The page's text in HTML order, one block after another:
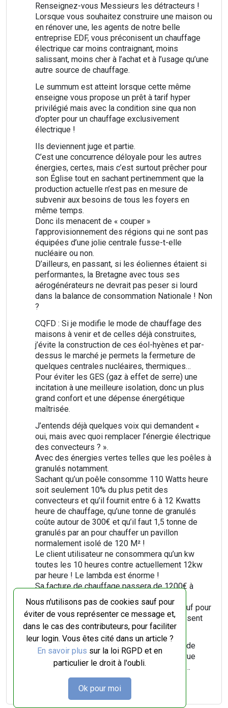
Nous n'utilisons pas de cookies sauf pour
éviter de vous représenter ce message et,
dans le cas des contributeurs, pour faciliter
leur login. Vous êtes cité dans un article ?
En savoir plus sur la loi RGPD et en
particulier le droit à l'oubli.
Ok pour moi
Renseignez-vous Messieurs les détracteurs !
Lorsque vous souhaitez construire une maison ou
en rénover une, les agents de notre belle
entreprise EDF, vous préconisent un chauffage
électrique car moins contraignant, moins
salissant, moins cher à l’achat et à l’usage qu’une
autre source de chauffage.
Le summum est atteint lorsque cette même
enseigne vous propose un prêt à tarif hyper
privilégié mais avec la condition sine qua non
d’opter pour un chauffage exclusivement
électrique !
Ils deviennent juge et partie.
C’est une concurrence déloyale pour les autres
énergies, certes, mais c’est surtout prêcher pour
son Église tout en sachant pertinemment que la
production actuelle n’est pas en mesure de
subvenir aux besoins de tous les foyers en
même temps.
Donc ils menacent de « couper »
l’approvisionnement des régions qui ne sont pas
équipées d’une jolie centrale fusse-t-elle
nucléaire ou non.
D’ailleurs, en passant, si les éoliennes étaient si
performantes, la Bretagne avec tous ses
aérogénérateurs ne devrait pas peser si lourd
dans la balance de consommation Nationale ! Non
?
CQFD : Si je modifie le mode de chauffage des
maisons à venir et de celles déjà construites,
j’évite la construction de ces éol-hyènes et par-
dessus le marché je permets la fermeture de
quelques centrales nucléaires, thermiques…
Pour éviter les GES (gaz à effet de serre) une
incitation à une meilleure isolation, donc un plus
grand confort et une dépense énergétique
maîtrisée.
J’entends déjà quelques voix qui demandent «
oui, mais avec quoi remplacer l’énergie électrique
des convecteurs ? ».
Avec des énergies vertes telles que les poêles à
granulés notamment.
Sachant qu’un poêle consomme 110 Watts heure
soit seulement 10% du plus petit des
convecteurs et qu’il fournit entre 6 à 12 Kwatts
heure de chauffage, qu’une tonne de granulés
coûte autour de 300€ et qu’il faut 1,5 tonne de
granulés par an pour chauffer un pavillon
normalement isolé de 120 M² !
Le client utilisateur ne consommera qu’un kw
toutes les 10 heures contre actuellement 12kw
par heure ! Le lambda est énorme !
Sa facture de chauffage passera de 1200€ à
500€ par an !
C’est une économie pour tout le monde, sauf pour
EDF, et c’est la raison pour laquelle ils agissent
de la sorte.
Cessons de subventionner ces méthodes de
voyous et diversifions nos énergies, pourvue
qu’elles soient vertes et moins coûteuses…